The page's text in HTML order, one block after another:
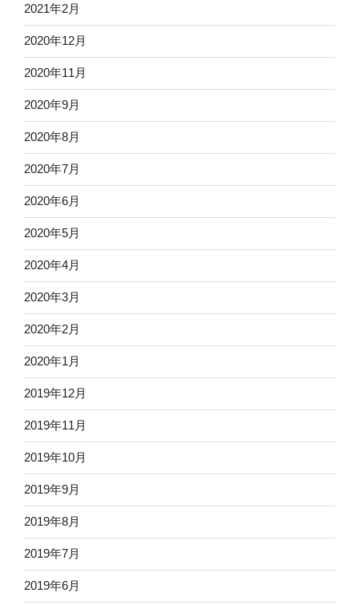
2021年2月
2020年12月
2020年11月
2020年9月
2020年8月
2020年7月
2020年6月
2020年5月
2020年4月
2020年3月
2020年2月
2020年1月
2019年12月
2019年11月
2019年10月
2019年9月
2019年8月
2019年7月
2019年6月